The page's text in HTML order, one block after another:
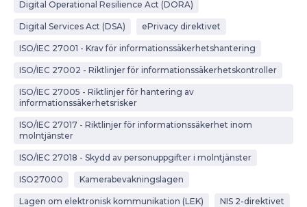
Digital Operational Resilience Act (DORA)
Digital Services Act (DSA) ePrivacy direktivet
ISO/IEC 27001 - Krav för informationssäkerhetshantering
ISO/IEC 27002 - Riktlinjer för informationssäkerhetskontroller
ISO/IEC 27005 - Riktlinjer för hantering av
informationssäkerhetsrisker
ISO/IEC 27017 - Riktlinjer för informationssäkerhet inom
molntjänster
ISO/IEC 27018 - Skydd av personuppgifter i molntjänster
ISO27000 Kamerabevakningslagen
Lagen om elektronisk kommunikation (LEK) NIS 2-direktivet